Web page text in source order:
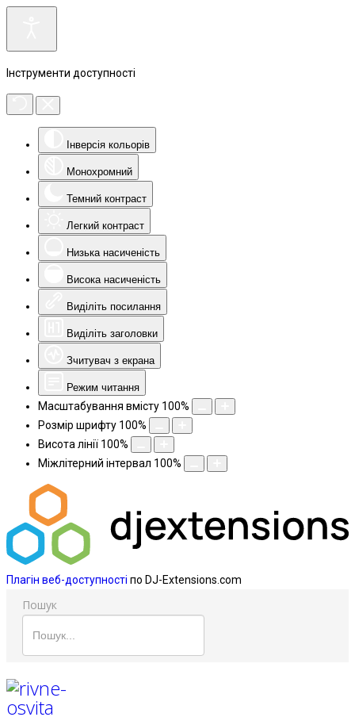
Інструменти доступності
Інверсія кольорів
Монохромний
Темний контраст
Легкий контраст
Низька насиченість
Висока насиченість
Виділіть посилання
Виділіть заголовки
Зчитувач з екрана
Режим читання
Масштабування вмісту 100%
Розмір шрифту 100%
Висота лінії 100%
Міжлітерний інтервал 100%
Плагін веб-доступності по DJ-Extensions.com
Пошук